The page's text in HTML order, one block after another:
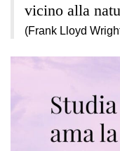
vicino alla
(Frank Lloyd